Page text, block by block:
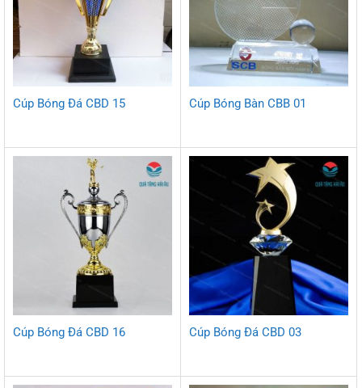
Cúp Bóng Đá CBD 15 Cúp Bóng Bàn CBB 01
Cúp Bóng Đá CBD 16 Cúp Bóng Đá CBD 03